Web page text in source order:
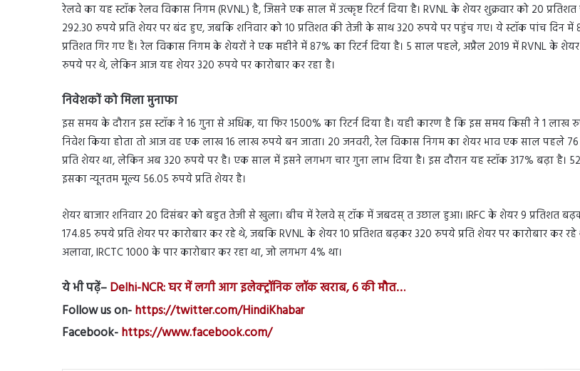
रेलवे का यह स्टॉक रेलव विकास निगम (RVNL) है, जिसने एक साल में उत्कृष्ट रिटर्न दिया है। RVNL के शेयर शुक्रवार को 20
292.30 रुपये प्रति शेयर पर बंद हुए, जबकि शनिवार को 10 प्रतिशत की तेजी के साथ 320 रुपये पर पहुंच गए। ये स्टॉक पांच दिन में
प्रतिशत गिर गए हैं। रेल विकास निगम के शेयरों ने एक महीने में 87% का रिटर्न दिया है। 5 साल पहले, अप्रैल 2019 में RVNL के शेयर
रुपये पर थे, लेकिन आज यह शेयर 320 रुपये पर कारोबार कर रहा है।
निवेशकों को मिला मुनाफा
इस समय के दौरान इस स्टॉक ने 16 गुना से अधिक, या फिर 1500% का रिटर्न दिया है। यही कारण है कि इस समय किसी ने 1 लाख
निवेश किया होता तो आज वह एक लाख 16 लाख रुपये बन जाता। 20 जनवरी, रेल विकास निगम का शेयर भाव एक साल पहले
प्रति शेयर था, लेकिन अब 320 रुपये पर है। एक साल में इसने लगभग चार गुना लाभ दिया है। इस दौरान यह स्टॉक 317% बढ़ा है।
इसका न्यूनतम मूल्य 56.05 रुपये प्रति शेयर है।
शेयर बाजार शनिवार 20 दिसंबर को बहुत तेजी से खुला। बीच में रेलवे स् टॉक में जबदस् त उछाल हुआ। IRFC के शेयर 9 प्रतिशत
174.85 रुपये प्रति शेयर पर कारोबार कर रहे थे, जबकि RVNL के शेयर 10 प्रतिशत बढ़कर 320 रुपये प्रति शेयर पर कारोबार कर
अलावा, IRCTC 1000 के पार कारोबार कर रहा था, जो लगभग 4% था।
ये भी पढ़ें–Delhi-NCR: घर में लगी आग इलेक्ट्रॉनिक लॉक खराब, 6 की मौत…
Follow us on-https://twitter.com/HindiKhabar
Facebook-https://www.facebook.com/